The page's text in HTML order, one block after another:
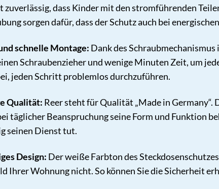
zuverlässig, dass Kinder mit den stromführenden
sorgen dafür, dass der Schutz auch bei
schnelle Montage: Dank des
Schraubenzieher und wenige Minuten Zeit, um
jeden Schritt problemlos durchzuführen.
Qualität: Reer steht für Qualität „Made in
täglicher Beanspruchung seine Form und Funktion
seinen Dienst tut.
Design: Der weiße Farbton des
Ihrer Wohnung nicht. So können Sie die Sicherheit